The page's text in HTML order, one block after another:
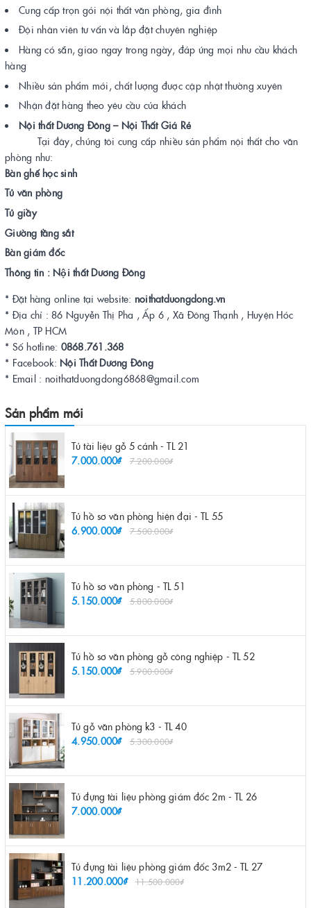
Cung cấp trọn gói nội thất văn phòng, gia đình
Đội nhân viên tư vấn và lắp đặt chuyên nghiệp
Hàng có sẵn, giao ngay trong ngày, đáp ứng mọi nhu cầu khách
hàng
Nhiều sản phẩm mới, chất lượng được cập nhật thường xuyên
Nhận đặt hàng theo yêu cầu của khách
Nội thất Dương Đông – Nội Thất Giá Rẻ
Tại đây, chúng tôi cung cấp nhiều sản phẩm nội thất cho văn
phòng như:
Bàn ghế học sinh
Tủ văn phòng
Tủ giầy
Giường tầng sắt
Bàn giám đốc
Thông tin : Nội thất Dương Đông
* Đặt hàng online tại website: noithatduongdong.vn
* Địa chỉ : 86 Nguyễn Thị Pha , Ấp 6 , Xã Đông Thạnh , Huyện Hóc
Môn , TP HCM
* Số hotline: 0868.761.368
* Facebook: Nội Thất Dương Đông
* Email : noithatduongdong6868@gmail.com
Sản phẩm mới
Tủ tài liệu gỗ 5 cánh - TL 21
7.000.000₫
7.200.000₫
Tủ hồ sơ văn phòng hiện đại - TL 55
6.900.000₫
7.500.000₫
Tủ hồ sơ văn phòng - TL 51
5.150.000₫
5.800.000₫
Tủ hồ sơ văn phòng gỗ công nghiệp - TL 52
5.150.000₫
5.900.000₫
Tủ gỗ văn phòng k3 - TL 40
4.950.000₫
5.300.000₫
Tủ đựng tài liệu phòng giám đốc 2m - TL 26
7.000.000₫
Tủ đựng tài liệu phòng giám đốc 3m2 - TL 27
11.200.000₫
11.500.000₫